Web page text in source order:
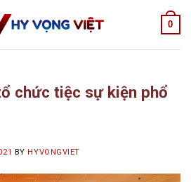
0
chức tiệc sự kiện phổ
BY HYVONGVIET